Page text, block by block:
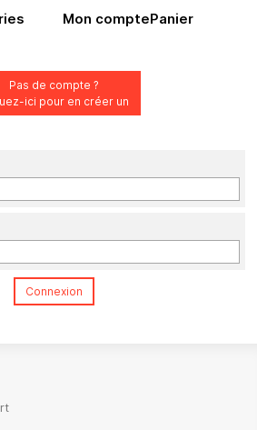
Mon comptePanier
Pas de compte ?
ici pour en créer un